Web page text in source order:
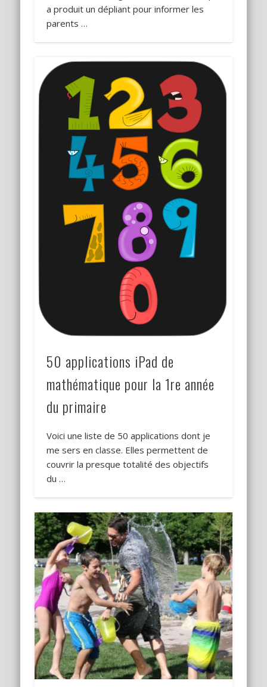
a produit un dépliant pour informer les
parents …
50 applications iPad de
mathématique pour la 1re année
du primaire
Voici une liste de 50 applications dont je
me sers en classe. Elles permettent de
couvrir la presque totalité des objectifs
du …